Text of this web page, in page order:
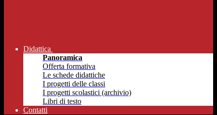
Didattica
Panoramica
Offerta formativa
Le schede didattiche
I progetti delle classi
I progetti scolastici (archivio)
Libri di testo
Contatti